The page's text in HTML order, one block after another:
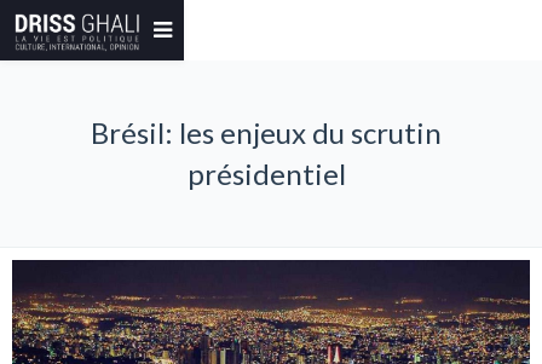
Brésil: les enjeux du scrutin
présidentiel